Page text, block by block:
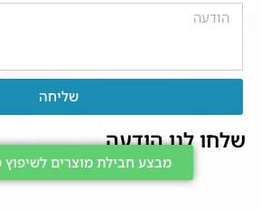
מבצע חבילת מוצרים לשיפוץ
שליחה
שלחו לנו הודעה